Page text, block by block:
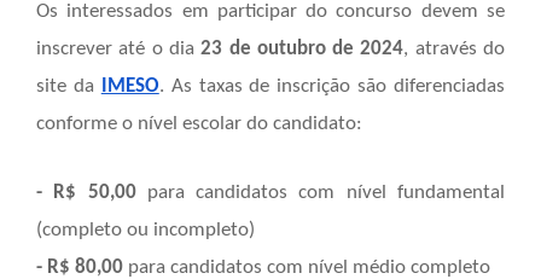
Os interessados em participar do concurso devem se
inscrever até o dia23 de outubro de 2024, através do
site da
IMESO. As taxas de inscrição são diferenciadas
conforme o nível escolar do candidato:
- R$ 50,00para candidatos com nível fundamental
(completo ou incompleto)
- R$ 80,00 para candidatos com nível médio completo